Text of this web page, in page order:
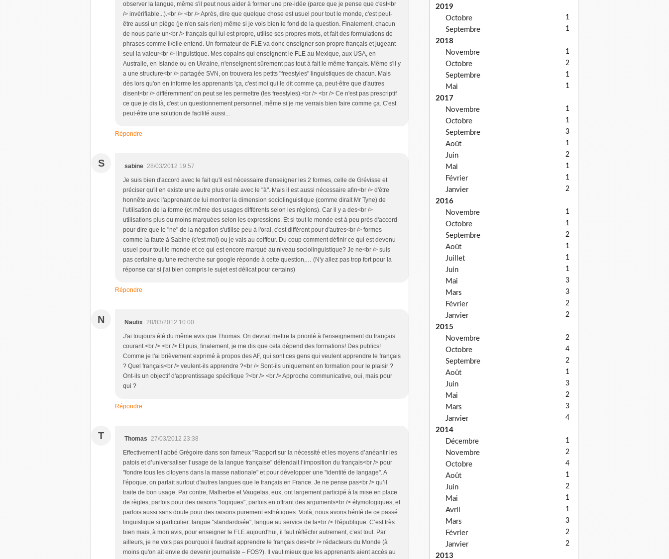
observer la langue, même s'il peut nous aider à former une pre-idée (parce que je pense que c'est<br
/> invérifiable...).<br /> <br /> Après, dire que quelque chose est usuel pour tout le monde, c'est peut-
être aussi un piège (je n'en sais rien) même si je vois bien le fond de la question. Finalement, chacun
de nous parle un<br /> français qui lui est propre, utilise ses propres mots, et fait des formulations de
phrases comme il/elle entend. Un formateur de FLE va donc enseigner son propre français et jugeant
seul la valeur<br /> linguistique. Mes copains qui enseignent le FLE au Mexique, aux USA, en
Australie, en Islande ou en Ukraine, n'enseignent sûrement pas tout à fait le même français. Même s'il y
a une structure<br /> partagée SVN, on trouvera les petits "freestyles" linguistiques de chacun. Mais
dès lors qu'on en informe les apprenants 'ça, c'est moi qui le dit comme ça, peut-être que d'autres
disent<br /> différemment' on peut se les permettre (les freestyles).<br /> <br /> Ce n'est pas prescriptif
ce que je dis là, c'est un questionnement personnel, même si je me verrais bien faire comme ça. C'est
peut-être une solution de facilité aussi...
Répondre
S sabine 28/03/2012 19:57
Je suis bien d'accord avec le fait qu'il est nécessaire d'enseigner les 2 formes, celle de Grévisse et
préciser qu'il en existe une autre plus orale avec le "à". Mais il est aussi nécessaire afin<br /> d'être
honnête avec l'apprenant de lui montrer la dimension sociolinguistique (comme dirait Mr Tyne) de
l'utilisation de la forme (et même des usages différents selon les régions). Car il y a des<br />
utilisations plus ou moins marquées selon les expressions. Et si tout le monde est à peu près d'accord
pour dire que le "ne" de la négation s'utilise peu à l'oral, c'est différent pour d'autres<br /> formes
comme la faute à Sabine (c'est moi) ou je vais au coiffeur. Du coup comment définir ce qui est devenu
usuel pour tout le monde et ce qui est encore marqué au niveau sociolinguistique? Je ne<br /> suis
pas certaine qu'une recherche sur google réponde à cette question,… (N'y allez pas trop fort pour la
réponse car si j'ai bien compris le sujet est délicat pour certains)
Répondre
N Nautix 28/03/2012 10:00
J'ai toujours été du même avis que Thomas. On devrait mettre la priorité à l'enseignement du français
courant.<br /> <br /> Et puis, finalement, je me dis que cela dépend des formations! Des publics!
Comme je l'ai brièvement exprimé à propos des AF, qui sont ces gens qui veulent apprendre le français
? Quel français<br /> veulent-ils apprendre ?<br /> Sont-ils uniquement en formation pour le plaisir ?
Ont-ils un objectif d'apprentissage spécifique ?<br /> <br /> Approche communicative, oui, mais pour
qui ?
Répondre
T Thomas 27/03/2012 23:38
Effectivement l’abbé Grégoire dans son fameux "Rapport sur la nécessité et les moyens d’anéantir les
patois et d’universaliser l’usage de la langue française" défendait l’imposition du français<br /> pour
"fondre tous les citoyens dans la masse nationale" et pour développer une "identité de langage". A
l'époque, on parlait surtout d'autres langues que le français en France. Je ne pense pas<br /> qu’il
traite de bon usage. Par contre, Malherbe et Vaugelas, eux, ont largement participé à la mise en place
de règles, parfois pour des raisons "logiques", parfois en offrant des arguments<br /> étymologiques, et
parfois aussi sans doute pour des raisons purement esthétiques. Voilà, nous avons hérité de ce passé
linguistique si particulier: langue "standardisée", langue au service de la<br /> République. C’est très
bien mais, à mon avis, pour enseigner le FLE aujourd'hui, il faut réfléchir autrement, c’est tout. Par
ailleurs, je ne vois pas pourquoi il faudrait apprendre le français des<br /> rédacteurs du Monde (à
moins qu'on ait envie de devenir journaliste – FOS?). Il vaut mieux que les apprenants aient accès au
2019
Octobre
1
Septembre 1
2018
Novembre
1
Octobre 2
Septembre 1
Mai 1
2017
Novembre
1
Octobre 1
Septembre 3
Août 1
Juin 2
Mai 1
Février 1
Janvier 2
2016
Novembre
1
Octobre 1
Septembre 2
Août 1
Juillet 1
Juin 1
Mai 3
Mars 3
Février 2
Janvier 2
2015
Novembre
2
Octobre 4
Septembre 2
Août 1
Juin 3
Mai 2
Mars 3
Janvier 4
2014
Décembre
1
Novembre 2
Octobre 4
Août 1
Juin 2
Mai 1
Avril 1
Mars 3
Février 2
Janvier 2
2013